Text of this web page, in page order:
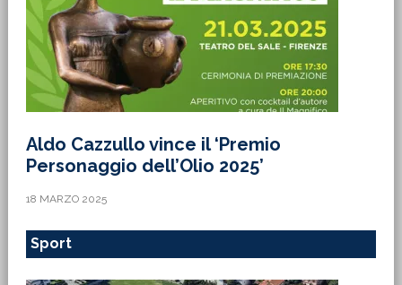
Aldo Cazzullo vince il ‘Premio
Personaggio dell’Olio 2025’
18 MARZO 2025
Sport